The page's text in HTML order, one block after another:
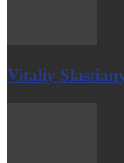
Vitaliy